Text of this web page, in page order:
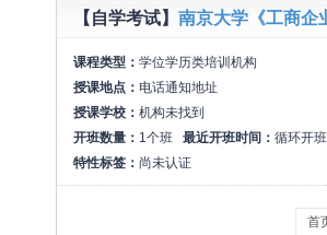
【自学考试】 南京大学《工商企
课程类型： 学位学历类培训机构
授课地点： 电话通知地址
授课学校： 机构未找到
开班数量： 1个班 最近开班时间： 循环开班
特性标签： 尚未认证
首